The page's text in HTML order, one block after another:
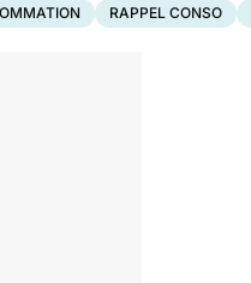
RAPPEL CONSO